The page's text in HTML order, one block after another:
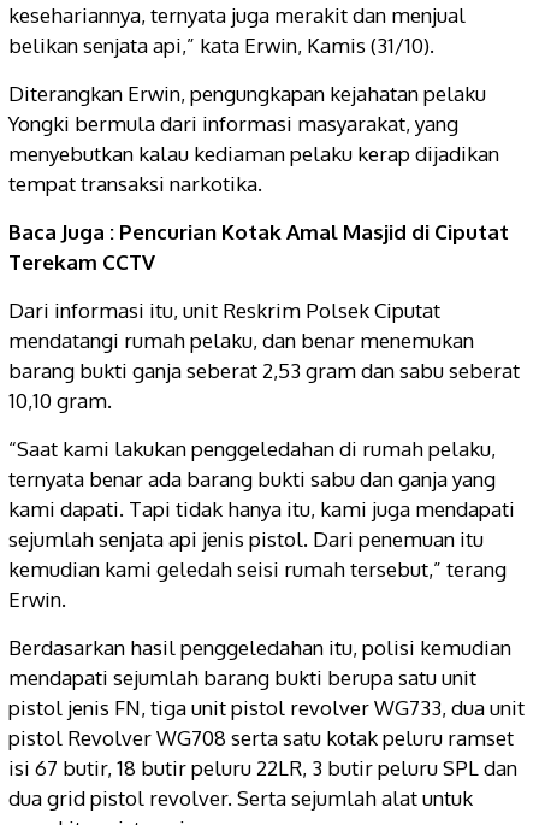
kesehariannya, ternyata juga merakit dan menjual
belikan senjata api,” kata Erwin, Kamis (31/10).
Diterangkan Erwin, pengungkapan kejahatan pelaku
Yongki bermula dari informasi masyarakat, yang
menyebutkan kalau kediaman pelaku kerap dijadikan
tempat transaksi narkotika.
Baca Juga : Pencurian Kotak Amal Masjid di Ciputat
Terekam CCTV
Dari informasi itu, unit Reskrim Polsek Ciputat
mendatangi rumah pelaku, dan benar menemukan
barang bukti ganja seberat 2,53 gram dan sabu seberat
10,10 gram.
“Saat kami lakukan penggeledahan di rumah pelaku,
ternyata benar ada barang bukti sabu dan ganja yang
kami dapati. Tapi tidak hanya itu, kami juga mendapati
sejumlah senjata api jenis pistol. Dari penemuan itu
kemudian kami geledah seisi rumah tersebut,” terang
Erwin.
Berdasarkan hasil penggeledahan itu, polisi kemudian
mendapati sejumlah barang bukti berupa satu unit
pistol jenis FN, tiga unit pistol revolver WG733, dua unit
pistol Revolver WG708 serta satu kotak peluru ramset
isi 67 butir, 18 butir peluru 22LR, 3 butir peluru SPL dan
dua grid pistol revolver. Serta sejumlah alat untuk